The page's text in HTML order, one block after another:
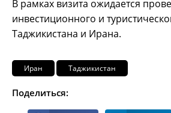
В рамках визита ожидается
инвестиционного и
Таджикистана и Ирана.
Иран Таджикистан
Поделиться: